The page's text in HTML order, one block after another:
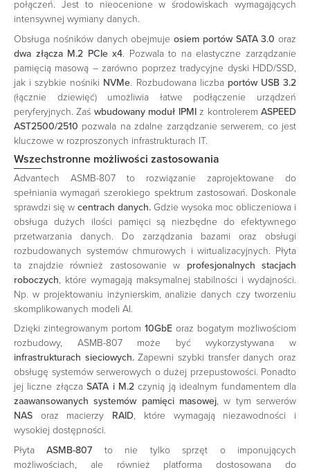
połączeń. Jest to nieocenione w środowiskach wymagających
intensywnej wymiany danych.
Obsługa nośników danych obejmuje osiem portów SATA 3.0 oraz
dwa złącza M.2 PCIe x4. Pozwala to na elastyczne zarządzanie
pamięcią masową – zarówno poprzez tradycyjne dyski HDD/SSD,
jak i szybkie nośniki NVMe. Rozbudowana liczba portów USB 3.2
(łącznie dziewięć) umożliwia łatwe podłączenie urządzeń
peryferyjnych. Zaś wbudowany moduł IPMIz kontroleremASPEED
AST2500/2510 pozwala na zdalne zarządzanie serwerem, co jest
kluczowe w rozproszonych infrastrukturach IT.
Wszechstronne możliwości zastosowania
Advantech ASMB-807 to rozwiązanie zaprojektowane do
spełniania wymagań szerokiego spektrum zastosowań. Doskonale
sprawdzi się w centrach danych. Gdzie wysoka moc obliczeniowa i
obsługa dużych ilości pamięci są niezbędne do efektywnego
przetwarzania danych. Do zarządzania bazami oraz obsługi
rozbudowanych systemów chmurowych i wirtualizacyjnych. Płyta
ta znajdzie również zastosowanie w profesjonalnych stacjach
roboczych, które wymagają maksymalnej stabilności i wydajności.
Np. w projektowaniu inżynierskim, analizie danych czy tworzeniu
skomplikowanych modeli AI.
Dzięki zintegrowanym portom 10GbE oraz bogatym możliwościom
rozbudowy, ASMB-807 może być wykorzystywana w
infrastrukturach sieciowych.Zapewni szybki transfer danych oraz
obsługę systemów serwerowych o dużej przepustowości. Ponadto
jej liczne złączaSATA i M.2 czynią ją idealnym fundamentem dla
zaawansowanych systemów pamięci masowej, w tym serwerów
NAS oraz macierzy RAID, które wymagają niezawodności i
wysokiej dostępności.
PłytaASMB-807 to nie tylko sprzęt o imponujących
możliwościach, ale również platforma dostosowana do